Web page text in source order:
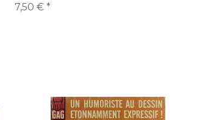
7,50 € *